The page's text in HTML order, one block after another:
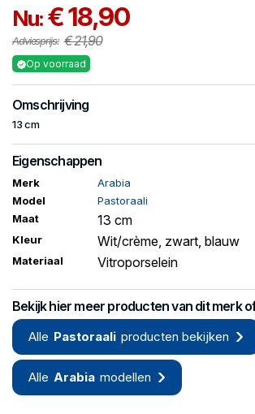
Nu:€ 18,90
Adviesprijs: € 21,90
Op voorraad
Omschrijving
13 cm
Eigenschappen
Merk
Arabia
Model
Pastoraali
Maat
13 cm
Kleur Wit/crème, zwart, blauw
Materiaal Vitroporselein
Bekijk hier meer producten van dit merk
Alle Pastoraali producten bekijken
Alle Arabia modellen